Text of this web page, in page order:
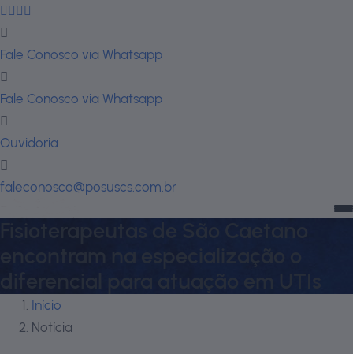
Fale Conosco via Whatsapp
Fale Conosco via Whatsapp
Ouvidoria
faleconosco@posuscs.com.br
Início
Notícia